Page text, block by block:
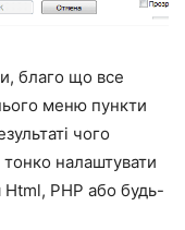
благо що все
меню пункти
чого
тонко налаштувати
Html, PHP або будь-